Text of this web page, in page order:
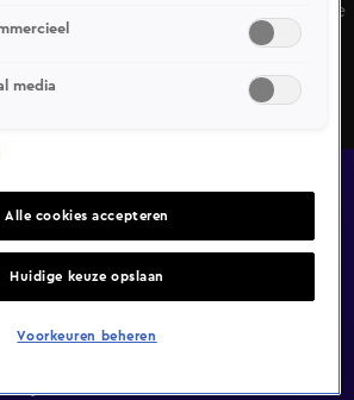
vertelt Noa Vahle over de halve finale
waar zij aanwezig was. Deze
ook aan het lijstje toe.
media
Alle cookies accepteren
Huidige keuze opslaan
Voorkeuren beheren